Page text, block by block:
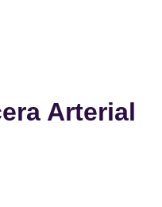
Arterial